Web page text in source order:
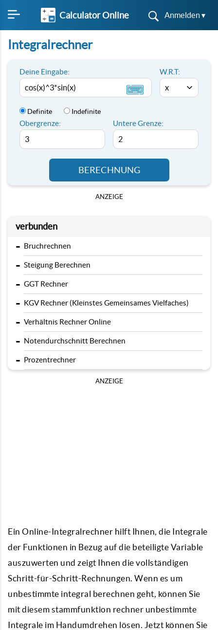
Calculator Online Anmelden ▾
Integralrechner
Deine Eingabe: W.R.T:
Definite Indefinite
Obergrenze: Untere Grenze:
BERECHNUNG
ANZEIGE
verbunden
- Bruchrechnen
- Steigung Berechnen
- GGT Rechner
- KGV Rechner (Kleinstes Gemeinsames Vielfaches)
- Verhältnis Rechner Online
- Notendurchschnitt Berechnen
- Prozentrechner
ANZEIGE
Ein Online-Integralrechner hilft Ihnen, die Integrale
der Funktionen in Bezug auf die beteiligte Variable
auszuwerten und zeigt Ihnen die vollständigen
Schritt-für-Schritt-Rechnungen. Wenn es um
unbestimmte integral berechnen geht, können Sie
mit diesem stammfunktion rechner unbestimmte
Integrale im Handumdrehen lösen. Jetzt können Sie